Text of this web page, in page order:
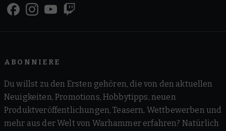
ABONNIERE
Du willst zu den Ersten gehören, die von den aktuellen
Neuigkeiten, Promotions, Hobbytipps, neuen
Produktveröffentlichungen, Teasern, Wettbewerben und
mehr aus der Welt von Warhammer erfahren? Natürlich